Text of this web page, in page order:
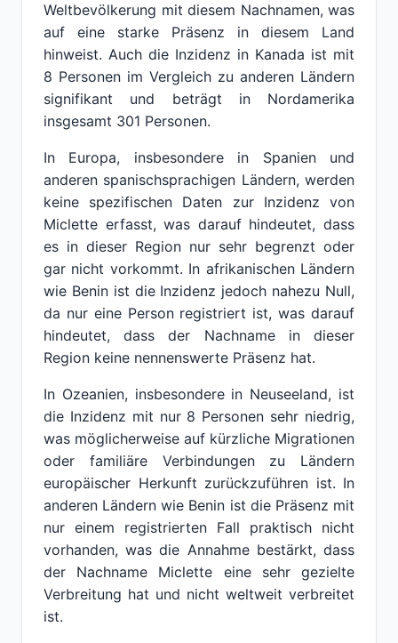
Weltbevölkerung mit diesem Nachnamen, was
auf eine starke Präsenz in diesem Land
hinweist. Auch die Inzidenz in Kanada ist mit
8 Personen im Vergleich zu anderen Ländern
signifikant und beträgt in Nordamerika
insgesamt 301 Personen.
In Europa, insbesondere in Spanien und
anderen spanischsprachigen Ländern, werden
keine spezifischen Daten zur Inzidenz von
Miclette erfasst, was darauf hindeutet, dass
es in dieser Region nur sehr begrenzt oder
gar nicht vorkommt. In afrikanischen Ländern
wie Benin ist die Inzidenz jedoch nahezu Null,
da nur eine Person registriert ist, was darauf
hindeutet, dass der Nachname in dieser
Region keine nennenswerte Präsenz hat.
In Ozeanien, insbesondere in Neuseeland, ist
die Inzidenz mit nur 8 Personen sehr niedrig,
was möglicherweise auf kürzliche Migrationen
oder familiäre Verbindungen zu Ländern
europäischer Herkunft zurückzuführen ist. In
anderen Ländern wie Benin ist die Präsenz mit
nur einem registrierten Fall praktisch nicht
vorhanden, was die Annahme bestärkt, dass
der Nachname Miclette eine sehr gezielte
Verbreitung hat und nicht weltweit verbreitet
ist.